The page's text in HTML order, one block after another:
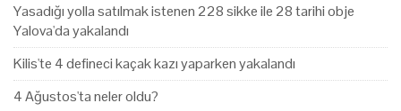
Yasadığı yolla satılmak istenen 228 sikke ile 28 tarihi obje
Yalova'da yakalandı
Kilis'te 4 defineci kaçak kazı yaparken yakalandı
4 Ağustos'ta neler oldu?